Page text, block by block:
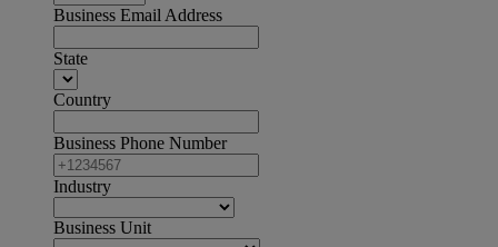
Business Email Address
State
Country
Business Phone Number
Industry
Business Unit